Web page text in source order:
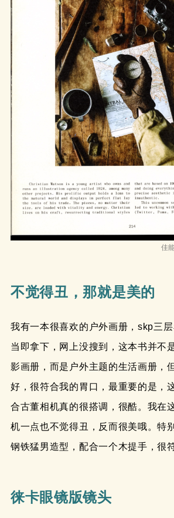
佳
不觉得丑，那就是美的
我有一本很喜欢的户外画册，skp三
当即拿下，网上没搜到，这本书并不
影画册，而是户外主题的生活画册，
好，很符合我的胃口，最重要的是，
合古董相机真的很搭调，很酷。我在
机一点也不觉得丑，反而很美哦。特
钢铁猛男造型，配合一个木提手，很
徕卡眼镜版镜头